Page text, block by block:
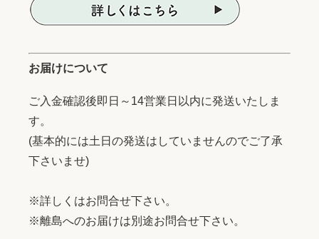
お届けについて
ご入金確認後即日～14営業日以内に発送いたしま
す。
(基本的には土日の発送はしていませんのでご了承
下さいませ)
※詳しくはお問合せ下さい。
※離島へのお届けは別途お問合せ下さい。